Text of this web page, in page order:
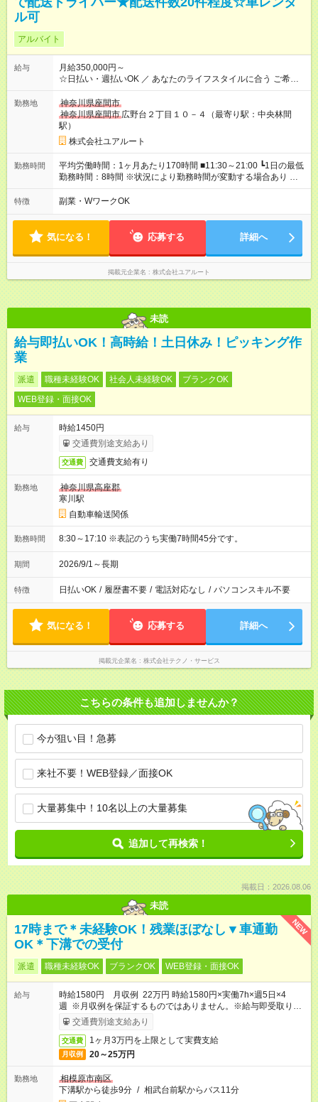
ル可
アルバイト
給与
月給350,000円～
☆日払い・週払いOK ／ あなたのライフスタイルに合う ご希望
の働き方も提案できます♪ ＼ 【試用期間】試用期間なし
勤務地
神奈川県座間市
神奈川県座間市 広野台２丁目１０－４（最寄り駅：中央林間
駅）
株式会社ユアルート
勤務時間
平均労働時間：1ヶ月あたり170時間 ■11:30～21:00 ┗1日の最低
勤務時間：8時間 ※状況により勤務時間が変動する場合あり ☆週
5日～勤務OK！ ┗もちろん週5日以上の勤務も歓迎♪ ＊勤務時間
についてはお気軽にご相談ください！ 平均労働時間：1ヶ月あた
より勤務時間が変動する場合あり ☆週5日～勤務OK！ ┗もちろ
ん週5日以上の勤務も歓迎♪ ＊勤務時間についてはお気軽にご相
談ください！
特徴 副業・WワークOK
気になる！ 応募する 詳細へ
掲載元企業名 株式会社ユアルート
未読
給与即払いOK！高時給！土日休み！ピッキング作
業
派遣 職種未経験OK 社会人未経験OK
ブランクOK
WEB登録・面接OK
給与
時給1450円
交通費別途支給あり
交通費 交通費支給有り
勤務地
神奈川県高座郡
寒川駅
自動車輸送関係
勤務時間 8:30～17:10 ※表記のうち実働7時間45分です。
期間 2026/9/1～長期
特徴 日払いOK / 履歴書不要 / 電話対応なし / パソコンスキル不要
気になる！ 応募する 詳細へ
掲載元企業名 株式会社テクノ・サービス
こちらの条件も追加しませんか？
今が狙い目！急募
来社不要！WEB登録／面接OK
大量募集中！10名以上の大量募集
追加して再検索！
掲載日：2026.08.06
未読
NEW
17時まで＊未経験OK！残業ほぼなし▼車通勤
OK＊下溝での受付
派遣 職種未経験OK ブランクOK WEB登録・面接OK
給与
時給1580円 月収例 22万円 時給1580円×実働7h×週5日×4
週 ※月収例を保証するものではありません。※給与即受取りサ
ービス利用可（利用条件有）
交通費別途支給あり
交通費 1ヶ月3万円を上限として実費支給
月収例 20～25万円
勤務地
相模原市南区
下溝駅から徒歩9分 / 相武台前駅からバス11分